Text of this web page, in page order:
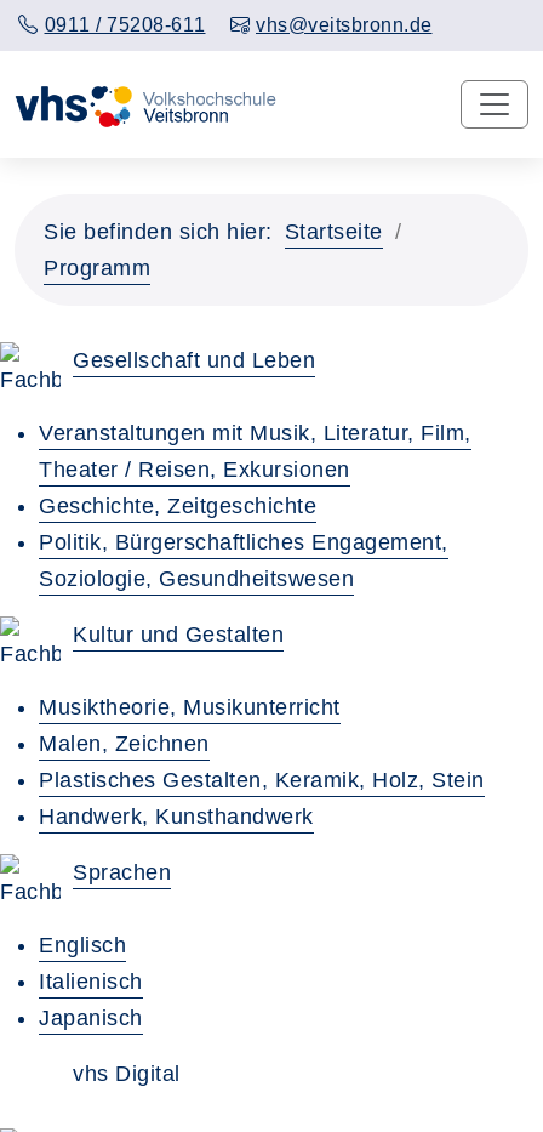
0911 / 75208-611 vhs@veitsbronn.de
Sie befinden sich hier:
Startseite
Programm
Gesellschaft und Leben
Veranstaltungen mit Musik, Literatur, Film,
Theater / Reisen, Exkursionen
Geschichte, Zeitgeschichte
Politik, Bürgerschaftliches Engagement,
Soziologie, Gesundheitswesen
Kultur und Gestalten
Musiktheorie, Musikunterricht
Malen, Zeichnen
Plastisches Gestalten, Keramik, Holz, Stein
Handwerk, Kunsthandwerk
Sprachen
Englisch
Italienisch
Japanisch
vhs Digital